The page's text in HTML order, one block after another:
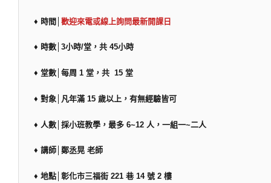
♦ 時間│ 歡迎來電或線上詢問最新開課日
♦ 時數│3小時/堂，共 45小時
♦ 堂數│每周 1 堂，共 15 堂
♦ 對象│凡年滿 15 歲以上，有無經驗皆可
♦ 人數│採小班教學，最多 6~12 人，一組一~二人
♦ 講師│鄭丞晃 老師
♦ 地點│彰化市三福街 221 巷 14 號 2 樓